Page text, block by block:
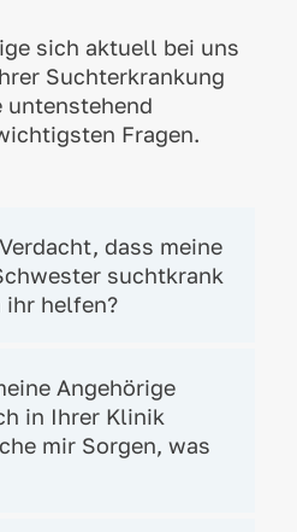
sich aktuell bei uns
Suchterkrankung
Fragen.
dass meine
suchtkrank
ihr helfen?
Angehörige
in Ihrer Klinik
mir Sorgen, was